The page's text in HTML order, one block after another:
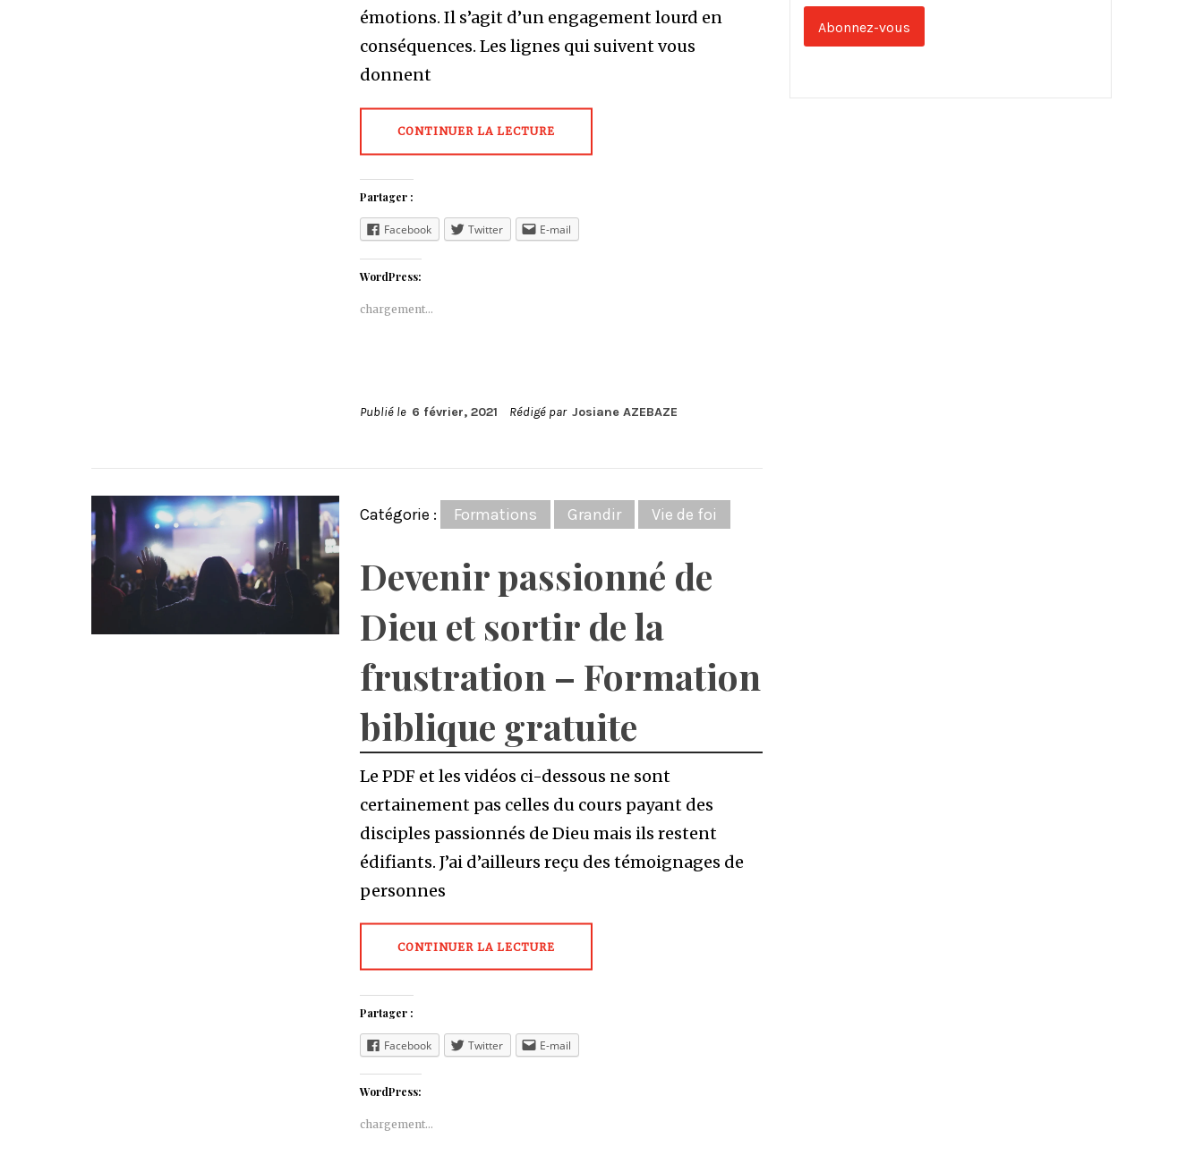
émotions. Il s’agit d’un engagement lourd en
conséquences. Les lignes qui suivent vous
donnent
CONTINUER LA LECTURE
Partager :
Facebook Twitter E-mail
WordPress:
chargement…
Publié le 6 février, 2021 Rédigé par Josiane AZEBAZE
Catégorie : Formations Grandir Vie de foi
Devenir passionné de
Dieu et sortir de la
frustration – Formation
biblique gratuite
Le PDF et les vidéos ci-dessous ne sont
certainement pas celles du cours payant des
disciples passionnés de Dieu mais ils restent
édifiants. J’ai d’ailleurs reçu des témoignages de
personnes
CONTINUER LA LECTURE
Partager :
Facebook Twitter E-mail
WordPress:
chargement…
mail
Abonnez-vous